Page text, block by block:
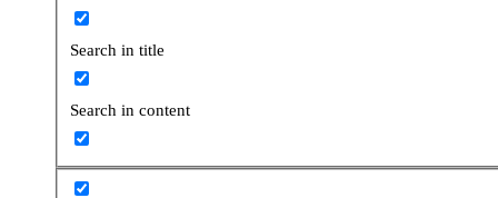
Search in title
Search in content